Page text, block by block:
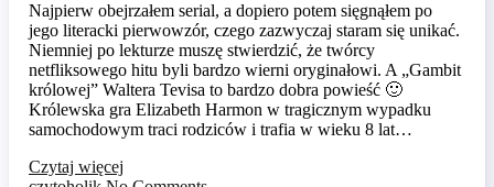
Najpierw obejrzałem serial, a dopiero potem sięgnąłem po
jego literacki pierwowzór, czego zazwyczaj staram się unikać.
Niemniej po lekturze muszę stwierdzić, że twórcy
netfliksowego hitu byli bardzo wierni oryginałowi. A „Gambit
królowej” Waltera Tevisa to bardzo dobra powieść 🙂
Królewska gra Elizabeth Harmon w tragicznym wypadku
samochodowym traci rodziców i trafia w wieku 8 lat…
Czytaj więcej